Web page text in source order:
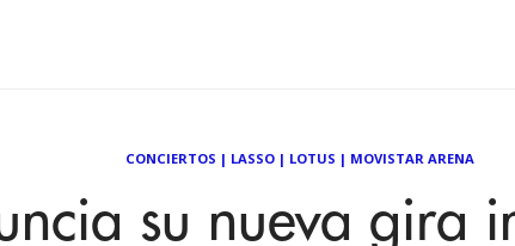
CONCIERTOS | LASSO | LOTUS | MOVISTAR ARENA
su nueva gira